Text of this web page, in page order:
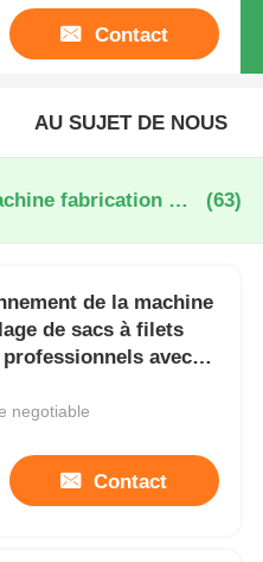
Contact
AU SUJET DE NOUS
net bag packaging machine fabrication en ligne (63)
de la machine
de sacs à filets
avec
negotiable
Contact